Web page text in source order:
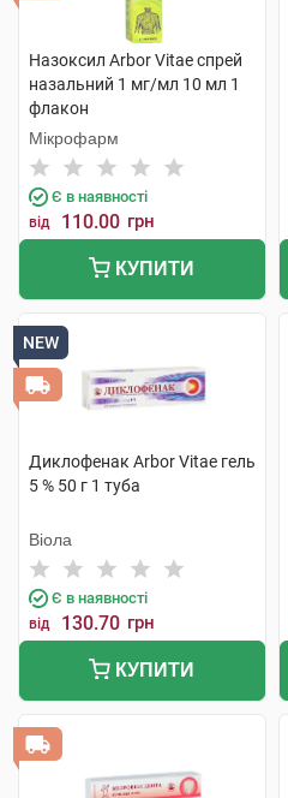
Назоксил Arbor Vitae спрей
назальний 1 мг/мл 10 мл 1
флакон
Мікрофарм
Є в наявності
від 110.00 грн
КУПИТИ
NEW
Диклофенак Arbor Vitae гель
5 % 50 г 1 туба
Віола
Є в наявності
від 130.70 грн
КУПИТИ